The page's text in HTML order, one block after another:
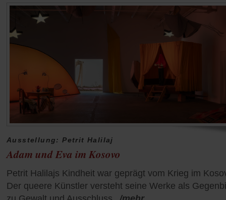
Ausstellung: Petrit Halilaj
Adam und Eva im Kosovo
Petrit Halilajs Kindheit war geprägt vom Krieg im
Der queere Künstler versteht seine Werke als